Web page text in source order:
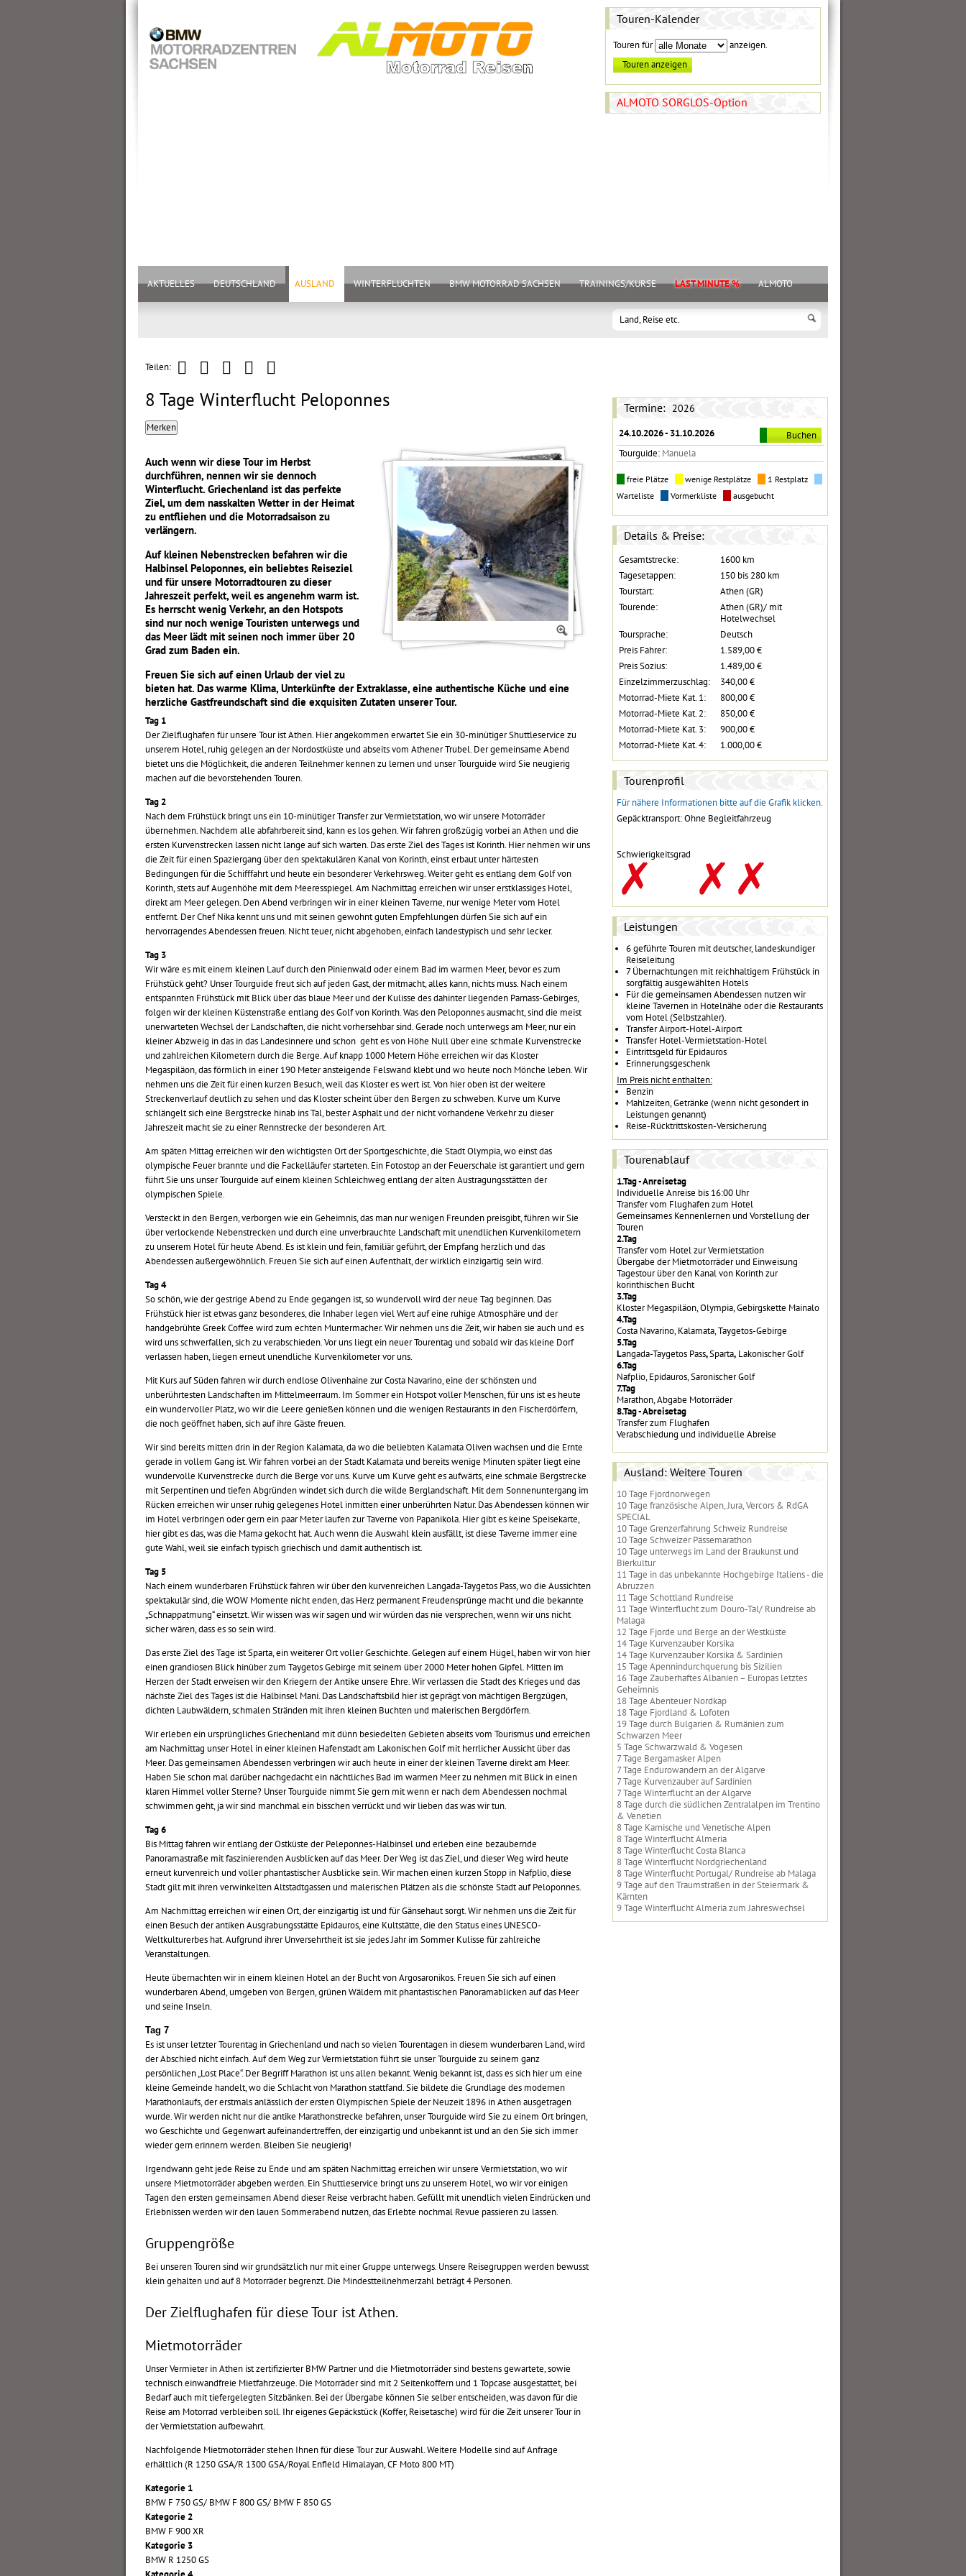
Touren-Kalender
Touren für anzeigen.
ALMOTO SORGLOS-Option
AKTUELLES DEUTSCHLAND AUSLAND WINTERFLUCHTEN BMW MOTORRAD SACHSEN TRAININGS/KURSE LAST MINUTE % ALMOTO
Teilen:
8 Tage Winterflucht Peloponnes
Merken
Auch wenn wir diese Tour im Herbst
durchführen, nennen wir sie dennoch
Winterflucht. Griechenland ist das perfekte
Ziel, um dem nasskalten Wetter in der Heimat
zu entfliehen und die Motorradsaison zu
verlängern.
Auf kleinen Nebenstrecken befahren wir die
Halbinsel Peloponnes, ein beliebtes Reiseziel
und für unsere Motorradtouren zu dieser
Jahreszeit perfekt, weil es angenehm warm ist.
Es herrscht wenig Verkehr, an den Hotspots
sind nur noch wenige Touristen unterwegs und
das Meer lädt mit seinen noch immer über 20
Grad zum Baden ein.
Freuen Sie sich auf einen Urlaub der viel zu
bieten hat. Das warme Klima, Unterkünfte der Extraklasse, eine authentische Küche und eine
herzliche Gastfreundschaft sind die exquisiten Zutaten unserer Tour.
Tag 1
Der Zielflughafen für unsere Tour ist Athen. Hier angekommen erwartet Sie ein 30-minütiger Shuttleservice zu
unserem Hotel, ruhig gelegen an der Nordostküste und abseits vom Athener Trubel. Der gemeinsame Abend
bietet uns die Möglichkeit, die anderen Teilnehmer kennen zu lernen und unser Tourguide wird Sie neugierig
machen auf die bevorstehenden Touren.
Tag 2
Nach dem Frühstück bringt uns ein 10-minütiger Transfer zur Vermietstation, wo wir unsere Motorräder
übernehmen. Nachdem alle abfahrbereit sind, kann es los gehen. Wir fahren großzügig vorbei an Athen und die
ersten Kurvenstrecken lassen nicht lange auf sich warten. Das erste Ziel des Tages ist Korinth. Hier nehmen wir uns
die Zeit für einen Spaziergang über den spektakulären Kanal von Korinth, einst erbaut unter härtesten
Bedingungen für die Schifffahrt und heute ein besonderer Verkehrsweg. Weiter geht es entlang dem Golf von
Korinth, stets auf Augenhöhe mit dem Meeresspiegel. Am Nachmittag erreichen wir unser erstklassiges Hotel,
direkt am Meer gelegen. Den Abend verbringen wir in einer kleinen Taverne, nur wenige Meter vom Hotel
entfernt. Der Chef Nika kennt uns und mit seinen gewohnt guten Empfehlungen dürfen Sie sich auf ein
hervorragendes Abendessen freuen. Nicht teuer, nicht abgehoben, einfach landestypisch und sehr lecker.
Tag 3
Wir wäre es mit einem kleinen Lauf durch den Pinienwald oder einem Bad im warmen Meer, bevor es zum
Frühstück geht? Unser Tourguide freut sich auf jeden Gast, der mitmacht, alles kann, nichts muss. Nach einem
entspannten Frühstück mit Blick über das blaue Meer und der Kulisse des dahinter liegenden Parnass-Gebirges,
folgen wir der kleinen Küstenstraße entlang des Golf von Korinth. Was den Peloponnes ausmacht, sind die meist
unerwarteten Wechsel der Landschaften, die nicht vorhersehbar sind. Gerade noch unterwegs am Meer, nur ein
kleiner Abzweig in das in das Landesinnere und schon geht es von Höhe Null über eine schmale Kurvenstrecke
und zahlreichen Kilometern durch die Berge. Auf knapp 1000 Metern Höhe erreichen wir das Kloster
Megaspiläon, das förmlich in einer 190 Meter ansteigende Felswand klebt und wo heute noch Mönche leben. Wir
nehmen uns die Zeit für einen kurzen Besuch, weil das Kloster es wert ist. Von hier oben ist der weitere
Streckenverlauf deutlich zu sehen und das Kloster scheint über den Bergen zu schweben. Kurve um Kurve
schlängelt sich eine Bergstrecke hinab ins Tal, bester Asphalt und der nicht vorhandene Verkehr zu dieser
Jahreszeit macht sie zu einer Rennstrecke der besonderen Art.
Am späten Mittag erreichen wir den wichtigsten Ort der Sportgeschichte, die Stadt Olympia, wo einst das
olympische Feuer brannte und die Fackelläufer starteten. Ein Fotostop an der Feuerschale ist garantiert und gern
führt Sie uns unser Tourguide auf einem kleinen Schleichweg entlang der alten Austragungsstätten der
olympischen Spiele.
Versteckt in den Bergen, verborgen wie ein Geheimnis, das man nur wenigen Freunden preisgibt, führen wir Sie
über verlockende Nebenstrecken und durch eine unverbrauchte Landschaft mit unendlichen Kurvenkilometern
zu unserem Hotel für heute Abend. Es ist klein und fein, familiär geführt, der Empfang herzlich und das
Abendessen außergewöhnlich. Freuen Sie sich auf einen Aufenthalt, der wirklich einzigartig sein wird.
Tag 4
So schön, wie der gestrige Abend zu Ende gegangen ist, so wundervoll wird der neue Tag beginnen. Das
Frühstück hier ist etwas ganz besonderes, die Inhaber legen viel Wert auf eine ruhige Atmosphäre und der
handgebrühte Greek Coffee wird zum echten Muntermacher. Wir nehmen uns die Zeit, wir haben sie auch und es
wird uns schwerfallen, sich zu verabschieden. Vor uns liegt ein neuer Tourentag und sobald wir das kleine Dorf
verlassen haben, liegen erneut unendliche Kurvenkilometer vor uns.
Mit Kurs auf Süden fahren wir durch endlose Olivenhaine zur Costa Navarino, eine der schönsten und
unberührtesten Landschaften im Mittelmeerraum. Im Sommer ein Hotspot voller Menschen, für uns ist es heute
ein wundervoller Platz, wo wir die Leere genießen können und die wenigen Restaurants in den Fischerdörfern,
die noch geöffnet haben, sich auf ihre Gäste freuen.
Wir sind bereits mitten drin in der Region Kalamata, da wo die beliebten Kalamata Oliven wachsen und die Ernte
gerade in vollem Gang ist. Wir fahren vorbei an der Stadt Kalamata und bereits wenige Minuten später liegt eine
wundervolle Kurvenstrecke durch die Berge vor uns. Kurve um Kurve geht es aufwärts, eine schmale Bergstrecke
mit Serpentinen und tiefen Abgründen windet sich durch die wilde Berglandschaft. Mit dem Sonnenuntergang im
Rücken erreichen wir unser ruhig gelegenes Hotel inmitten einer unberührten Natur. Das Abendessen können wir
im Hotel verbringen oder gern ein paar Meter laufen zur Taverne von Papanikola. Hier gibt es keine Speisekarte,
hier gibt es das, was die Mama gekocht hat. Auch wenn die Auswahl klein ausfällt, ist diese Taverne immer eine
gute Wahl, weil sie einfach typisch griechisch und damit authentisch ist.
Tag 5
Nach einem wunderbaren Frühstück fahren wir über den kurvenreichen Langada-Taygetos Pass, wo die Aussichten
spektakulär sind, die WOW Momente nicht enden, das Herz permanent Freudensprünge macht und die bekannte
„Schnappatmung“ einsetzt. Wir wissen was wir sagen und wir würden das nie versprechen, wenn wir uns nicht
sicher wären, dass es so sein wird.
Das erste Ziel des Tage ist Sparta, ein weiterer Ort voller Geschichte. Gelegen auf einem Hügel, haben wir von hier
einen grandiosen Blick hinüber zum Taygetos Gebirge mit seinem über 2000 Meter hohen Gipfel. Mitten im
Herzen der Stadt erweisen wir den Kriegern der Antike unsere Ehre. Wir verlassen die Stadt des Krieges und das
nächste Ziel des Tages ist die Halbinsel Mani. Das Landschaftsbild hier ist geprägt von mächtigen Bergzügen,
dichten Laubwäldern, schmalen Stränden mit ihren kleinen Buchten und malerischen Bergdörfern.
Wir erleben ein ursprüngliches Griechenland mit dünn besiedelten Gebieten abseits vom Tourismus und erreichen
am Nachmittag unser Hotel in einer kleinen Hafenstadt am Lakonischen Golf mit herrlicher Aussicht über das
Meer. Das gemeinsamen Abendessen verbringen wir auch heute in einer der kleinen Taverne direkt am Meer.
Haben Sie schon mal darüber nachgedacht ein nächtliches Bad im warmen Meer zu nehmen mit Blick in einen
klaren Himmel voller Sterne? Unser Tourguide nimmt Sie gern mit wenn er nach dem Abendessen nochmal
schwimmen geht, ja wir sind manchmal ein bisschen verrückt und wir lieben das was wir tun.
Tag 6
Bis Mittag fahren wir entlang der Ostküste der Peleponnes-Halbinsel und erleben eine bezaubernde
Panoramastraße mit faszinierenden Ausblicken auf das Meer. Der Weg ist das Ziel, und dieser Weg wird heute
erneut kurvenreich und voller phantastischer Ausblicke sein. Wir machen einen kurzen Stopp in Nafplio, diese
Stadt gilt mit ihren verwinkelten Altstadtgassen und malerischen Plätzen als die schönste Stadt auf Peloponnes.
Am Nachmittag erreichen wir einen Ort, der einzigartig ist und für Gänsehaut sorgt. Wir nehmen uns die Zeit für
einen Besuch der antiken Ausgrabungsstätte Epidauros, eine Kultstätte, die den Status eines UNESCO-
Weltkulturerbes hat. Aufgrund ihrer Unversehrtheit ist sie jedes Jahr im Sommer Kulisse für zahlreiche
Veranstaltungen.
Heute übernachten wir in einem kleinen Hotel an der Bucht von Argosaronikos. Freuen Sie sich auf einen
wunderbaren Abend, umgeben von Bergen, grünen Wäldern mit phantastischen Panoramablicken auf das Meer
und seine Inseln.
Tag 7
Es ist unser letzter Tourentag in Griechenland und nach so vielen Tourentagen in diesem wunderbaren Land, wird
der Abschied nicht einfach. Auf dem Weg zur Vermietstation führt sie unser Tourguide zu seinem ganz
persönlichen „Lost Place“. Der Begriff Marathon ist uns allen bekannt. Wenig bekannt ist, dass es sich hier um eine
kleine Gemeinde handelt, wo die Schlacht von Marathon stattfand. Sie bildete die Grundlage des modernen
Marathonlaufs, der erstmals anlässlich der ersten Olympischen Spiele der Neuzeit 1896 in Athen ausgetragen
wurde. Wir werden nicht nur die antike Marathonstrecke befahren, unser Tourguide wird Sie zu einem Ort bringen,
wo Geschichte und Gegenwart aufeinandertreffen, der einzigartig und unbekannt ist und an den Sie sich immer
wieder gern erinnern werden. Bleiben Sie neugierig!
Irgendwann geht jede Reise zu Ende und am späten Nachmittag erreichen wir unsere Vermietstation, wo wir
unsere Mietmotorräder abgeben werden. Ein Shuttleservice bringt uns zu unserem Hotel, wo wir vor einigen
Tagen den ersten gemeinsamen Abend dieser Reise verbracht haben. Gefüllt mit unendlich vielen Eindrücken und
Erlebnissen werden wir den lauen Sommerabend nutzen, das Erlebte nochmal Revue passieren zu lassen.
Gruppengröße
Bei unseren Touren sind wir grundsätzlich nur mit einer Gruppe unterwegs. Unsere Reisegruppen werden bewusst
klein gehalten und auf 8 Motorräder begrenzt. Die Mindestteilnehmerzahl beträgt 4 Personen.
Der Zielflughafen für diese Tour ist Athen.
Mietmotorräder
Unser Vermieter in Athen ist zertifizierter BMW Partner und die Mietmotorräder sind bestens gewartete, sowie
technisch einwandfreie Mietfahrzeuge. Die Motorräder sind mit 2 Seitenkoffern und 1 Topcase ausgestattet, bei
Bedarf auch mit tiefergelegten Sitzbänken. Bei der Übergabe können Sie selber entscheiden, was davon für die
Reise am Motorrad verbleiben soll. Ihr eigenes Gepäckstück (Koffer, Reisetasche) wird für die Zeit unserer Tour in
der Vermietstation aufbewahrt.
Nachfolgende Mietmotorräder stehen Ihnen für diese Tour zur Auswahl. Weitere Modelle sind auf Anfrage
erhältlich (R 1250 GSA/R 1300 GSA/Royal Enfield Himalayan, CF Moto 800 MT)
Kategorie 1
BMW F 750 GS/ BMW F 800 GS/ BMW F 850 GS
Kategorie 2
BMW F 900 XR
Kategorie 3
BMW R 1250 GS
Termine: 2026
24.10.2026 - 31.10.2026
Buchen
Tourguide: Manuela
freie Plätze wenige Restplätze
1 Restplatz
Warteliste
Vormerkliste ausgebucht
Details & Preise:
Gesamtstrecke:
1600 km
Tagesetappen:
150 bis 280 km
Tourstart:
Athen (GR)
Tourende:
Athen (GR)/ mit
Hotelwechsel
Toursprache:
Deutsch
Preis Fahrer:
1.589,00 €
Preis Sozius:
1.489,00 €
Einzelzimmerzuschlag:
340,00 €
Motorrad-Miete Kat. 1:
800,00 €
Motorrad-Miete Kat. 2:
850,00 €
Motorrad-Miete Kat. 3:
900,00 €
Motorrad-Miete Kat. 4:
1.000,00 €
Tourenprofil
Für nähere Informationen bitte auf die Grafik klicken.
Gepäcktransport: Ohne Begleitfahrzeug
Schwierigkeitsgrad
Leistungen
6 geführte Touren mit deutscher, landeskundiger
Reiseleitung
7 Übernachtungen mit reichhaltigem Frühstück in
sorgfältig ausgewählten Hotels
Für die gemeinsamen Abendessen nutzen wir
kleine Tavernen in Hotelnähe oder die Restaurants
vom Hotel (Selbstzahler).
Transfer Airport-Hotel-Airport
Transfer Hotel-Vermietstation-Hotel
Eintrittsgeld für Epidauros
Erinnerungsgeschenk
Im Preis nicht enthalten:
Benzin
Mahlzeiten, Getränke (wenn nicht gesondert in
Leistungen genannt)
Reise-Rücktrittskosten-Versicherung
Tourenablauf
1.Tag - Anreisetag
Individuelle Anreise bis 16:00 Uhr
Transfer vom Flughafen zum Hotel
Gemeinsames Kennenlernen und Vorstellung der
Touren
2.Tag
Transfer vom Hotel zur Vermietstation
Übergabe der Mietmotorräder und Einweisung
Tagestour über den Kanal von Korinth zur
korinthischen Bucht
3.Tag
Kloster Megaspiläon, Olympia, Gebirgskette Mainalo
4.Tag
Costa Navarino, Kalamata, Taygetos-Gebirge
5.Tag
Langada-Taygetos Pass,Sparta, Lakonischer Golf
6.Tag
Nafplio, Epidauros, Saronischer Golf
7.Tag
Marathon, Abgabe Motorräder
8.Tag - Abreisetag
Transfer zum Flughafen
Verabschiedung und individuelle Abreise
Ausland: Weitere Touren
10 Tage Fjordnorwegen
10 Tage französische Alpen, Jura, Vercors & RdGA
SPECIAL
10 Tage Grenzerfahrung Schweiz Rundreise
10 Tage Schweizer Pässemarathon
10 Tage unterwegs im Land der Braukunst und
Bierkultur
11 Tage in das unbekannte Hochgebirge Italiens - die
Abruzzen
11 Tage Schottland Rundreise
11 Tage Winterflucht zum Douro-Tal/ Rundreise ab
Malaga
12 Tage Fjorde und Berge an der Westküste
14 Tage Kurvenzauber Korsika
14 Tage Kurvenzauber Korsika & Sardinien
15 Tage Apennindurchquerung bis Sizilien
16 Tage Zauberhaftes Albanien – Europas letztes
Geheimnis
18 Tage Abenteuer Nordkap
18 Tage Fjordland & Lofoten
19 Tage durch Bulgarien & Rumänien zum
Schwarzen Meer
5 Tage Schwarzwald & Vogesen
7 Tage Bergamasker Alpen
7 Tage Endurowandern an der Algarve
7 Tage Kurvenzauber auf Sardinien
7 Tage Winterflucht an der Algarve
8 Tage durch die südlichen Zentralalpen im Trentino
& Venetien
8 Tage Karnische und Venetische Alpen
8 Tage Winterflucht Almeria
8 Tage Winterflucht Costa Blanca
8 Tage Winterflucht Nordgriechenland
8 Tage Winterflucht Portugal/ Rundreise ab Malaga
9 Tage auf den Traumstraßen in der Steiermark &
Kärnten
9 Tage Winterflucht Almeria zum Jahreswechsel